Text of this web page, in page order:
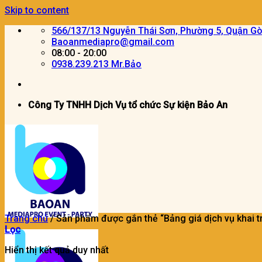
Skip to content
566/137/13 Nguyễn Thái Sơn, Phường 5, Quận
Baoanmediapro@gmail.com
08:00 - 20:00
0938.239.213 Mr.Bảo
Công Ty TNHH Dịch Vụ tổ chức Sự kiện Bảo An
Trang chủ /Sản phẩm được gắn thẻ “Bảng giá dịch vụ khai
Lọc
Hiển thị kết quả duy nhất